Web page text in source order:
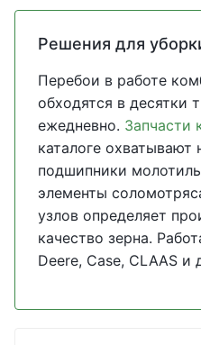
Решения для
Перебои в работе
обходятся в десятки
ежедневно. Запчасти
каталоге охватывают
подшипники
элементы
узлов определяет
качество зерна.
Deere, Case, CLAAS и